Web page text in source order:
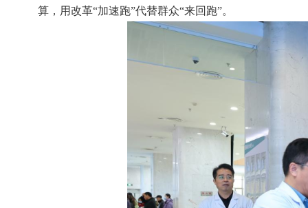
算，用改革“加速跑”代替群众“来回跑”。